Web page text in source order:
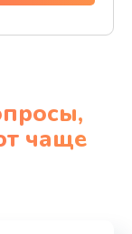
чаще